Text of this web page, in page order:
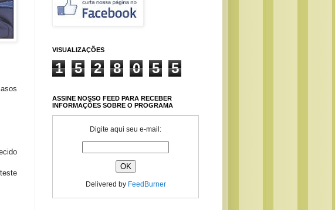
VISUALIZAÇÕES
1 5 2 8 0 5 5
ASSINE NOSSO FEED PARA RECEBER
INFORMAÇÕES SOBRE O PROGRAMA
Digite aqui seu e-mail:
Delivered by FeedBurner